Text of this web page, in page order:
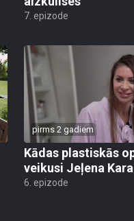
7. epizode
pirms 2 gadiem
Kādas plastiskās
veikusi Jeļena
6. epizode